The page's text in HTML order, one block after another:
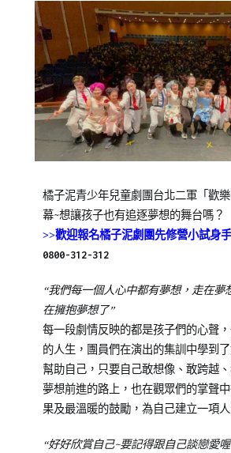
Posted
on
2023-
Posted
青
少
年
兒
童
劇
團,
子
Tagged
劇
台
北
中
心,
學
習
分
戲
橘子泥青少年兒童劇團台北二軍「歡
幕~想讓孩子也有追逐夢想的舞台嗎？
>>歡迎報名橘子泥劇團先修營小試身手
0800-312-312
“我們每一個人心中都有夢想，走在夢
在擁抱夢想了”
每一段劇情反映的都是孩子們的心聲
的人生，團員們在演出的集訓中學到
幫助自己，只要自己敢想像、敢跨越
夢想前進的路上，也在觀眾們的掌聲
果及最溫暖的鼓勵，為自己建立一項人
“好好欣賞自己~要記得跟自己談戀愛